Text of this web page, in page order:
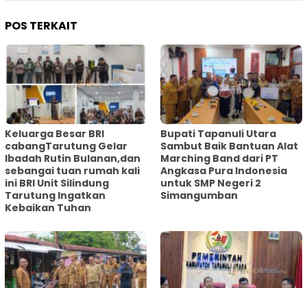
POS TERKAIT
Keluarga Besar BRI
cabangTarutung Gelar
Ibadah Rutin Bulanan,dan
sebangai tuan rumah kali
ini BRI Unit Silindung
Tarutung Ingatkan
Kebaikan Tuhan
Bupati Tapanuli Utara
Sambut Baik Bantuan Alat
Marching Band dari PT
Angkasa Pura Indonesia
untuk SMP Negeri 2
Simangumban